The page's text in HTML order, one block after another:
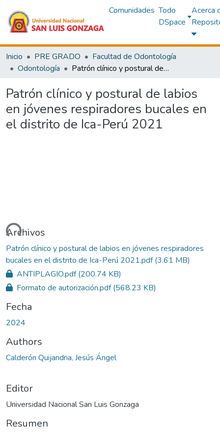
Comunidades Todo
DSpace
Acerca
Inicio PRE GRADO
Facultad de Odontología
Odontología
Patrón clínico y postural de labios en jóvenes respiradores bucales en el distrito de Ica-Perú 2021
Patrón clínico y postural de labios
en jóvenes respiradores bucales en
el distrito de Ica-Perú 2021
Archivos
Patrón clínico y postural de labios en jóvenes respiradores
bucales en el distrito de Ica-Perú 2021.pdf(3.61 MB)
ANTIPLAGIO.pdf(200.74 KB)
Formato de autorización.pdf(568.23 KB)
Fecha
2024
Authors
Calderón Quijandria, Jesús Ángel
Editor
Universidad Nacional San Luis Gonzaga
Resumen